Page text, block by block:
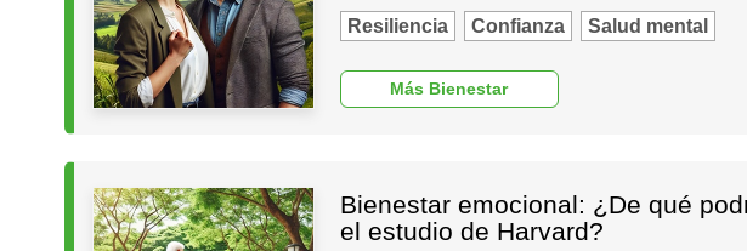
Resiliencia Confianza Salud mental
Más Bienestar
Bienestar emocional: ¿De qué
el estudio de Harvard?